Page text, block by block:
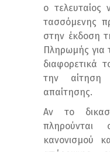
ο τελευταίος
τασσόμενης
στην έκδοση
Πληρωμής για
διαφορετικά
την
απαίτησης.
Αν το
πληρούνται
κανονισμού